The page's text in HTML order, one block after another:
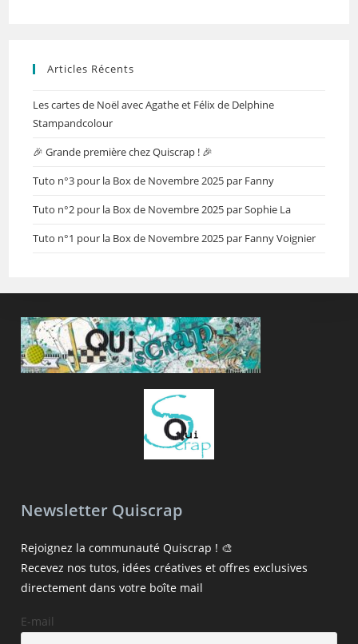
Articles Récents
Les cartes de Noël avec Agathe et Félix de Delphine
Stampandcolour
🎉 Grande première chez Quiscrap ! 🎉
Tuto n°3 pour la Box de Novembre 2025 par Fanny
Tuto n°2 pour la Box de Novembre 2025 par Sophie La
Tuto n°1 pour la Box de Novembre 2025 par Fanny Voignier
Newsletter Quiscrap
Rejoignez la communauté Quiscrap ! 🎨
Recevez nos tutos, idées créatives et offres exclusives
directement dans votre boîte mail
E-mail